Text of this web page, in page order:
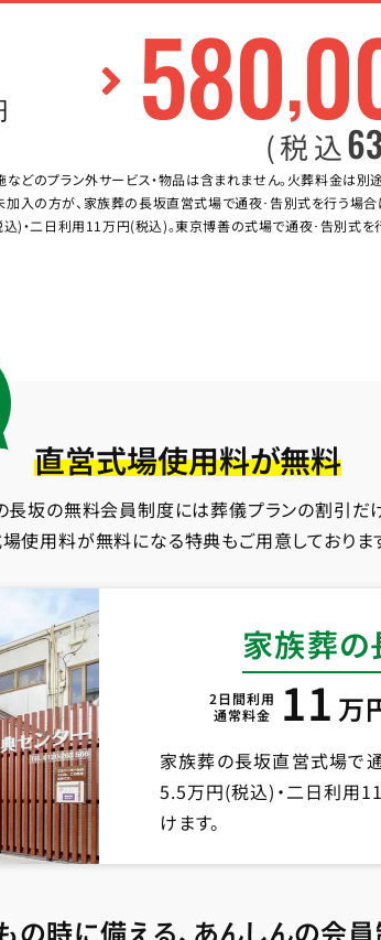
580,
(税込
どのプラン外サービス・物品は含まれません。火葬料金は別
入の方が、家族葬の長坂直営式場で通夜･告別式を行う場合
)・二日利用11万円(税込)。東京博善の式場で通夜･告別式を
直営式場使用料が無料
長坂の無料会員制度には葬儀プランの割引だ
使用料が無料になる特典もご用意しておりま
家族葬
2日間利用
通常料金
11 万
家族葬の長坂直営式場で
5.5万円(税込)・二日利用
けます。
の時に備える、あんしんの会